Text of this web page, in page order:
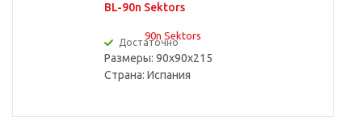
BL-90n Sektors
Достаточно
Размеры: 90x90x215
Страна: Испания